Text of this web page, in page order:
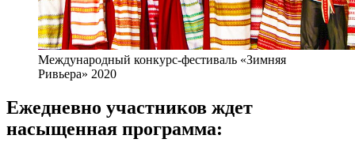
Международный конкурс-фестиваль «Зимняя
Ривьера» 2020
Ежедневно участников ждет
насыщенная программа: